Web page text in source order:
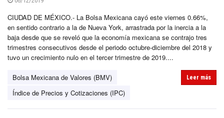
CIUDAD DE MÉXICO.- La Bolsa Mexicana cayó este viernes 0.66%,
en sentido contrario a la de Nueva York, arrastrada por la inercia a la
baja desde que se reveló que la economía mexicana se contrajo tres
trimestres consecutivos desde el periodo octubre-diciembre del 2018 y
tuvo un crecimiento nulo en el tercer trimestre de 2019....
Bolsa Mexicana de Valores (BMV)
Índice de Precios y Cotizaciones (IPC)
Leer más